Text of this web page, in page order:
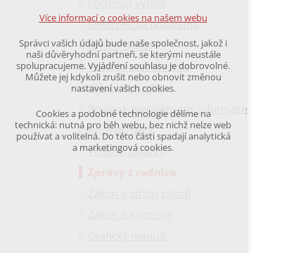
Elektronická podatelna
Úřední deska
Volná pracovní místa
Klikací rozpočet
Povinně zveřejňované informace
Krizové řízení
Veřejné zakázky
analytická pro anonymizované vyhodnocení
návštěvnosti
marketingová cookies
(Google,Hotjar,Leadfeeder))
Více informací o cookies na našem webu
Přijmout všechny cookies
Odmítnout vše
Více informací o cookies na našem webu
Správci vašich údajů bude naše společnost, jakož i
naši důvěryhodní partneři, se kterými neustále
spolupracujeme. Vyjádření souhlasu je dobrovolné.
Můžete jej kdykoli zrušit nebo obnovit změnou
nastavení vašich cookies.
Cookies a podobné technologie dělíme na
technická: nutná pro běh webu, bez nichž nelze web
používat a volitelná. Do této části spadají analytická
a marketingová cookies.